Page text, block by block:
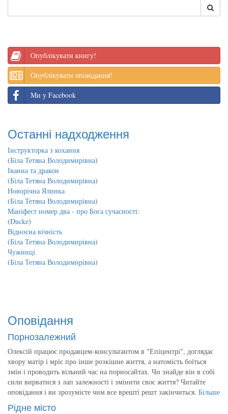
Опублікувати книгу!
Опублікувати оповідання!
Ми у Facebook
Останні надходження
Інструкторка з кохання
(Біла Тетяна Володимирівна)
Іванна та дракон
(Біла Тетяна Володимирівна)
Новорічна Ялинка
(Біла Тетяна Володимирівна)
Маніфест номер два - про Бога сучасності:
(Ducke)
Відносна вічність
(Біла Тетяна Володимирівна)
Чужинці
(Біла Тетяна Володимирівна)
Оповідання
Порнозалежний
Олексій працює продавцем-консультантом в "Епіцентрі", доглядає
хвору матір і мріє про інше розкішне життя, а натомість боїться
змін і проводить вільний час на порносайтах. Чи знайде він в собі
сили вирватися з лап залежності і змінити своє життя? Читайте
оповідання і ви зрозумієте чим все врешті решт закінчиться. Більше
Рідне місто